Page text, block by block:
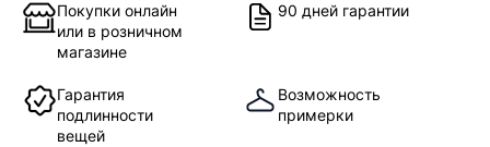
Покупки онлайн
или в розничном
магазине
90 дней гарантии
Гарантия
подлинности
вещей
Возможность
примерки